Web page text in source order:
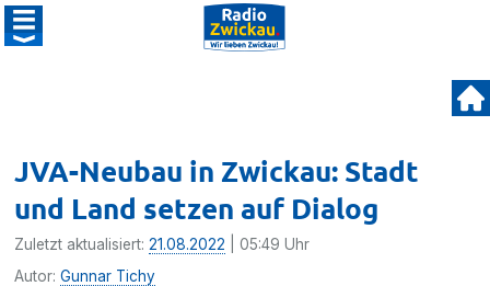
JVA-Neubau in Zwickau: Stadt
und Land setzen auf Dialog
Zuletzt aktualisiert:21.08.2022 | 05:49 Uhr
Autor:Gunnar Tichy